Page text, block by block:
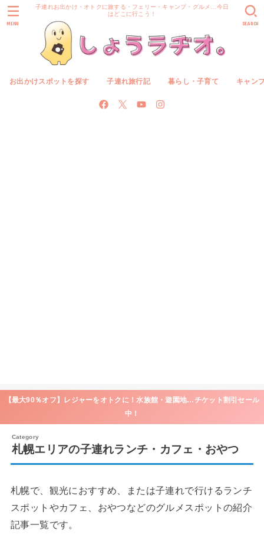
子連れお出かけ・オトクに旅する・フェリー・キャンプ・グルメ…今日
はどこに行こう！
お出かけスポットを探す 子連れ旅行記 暮らし・子育て キャン
SEARCH
MENU
【最大90％オフ】レジャーをオトクに！水族館・遊園地…チケット割引セール
中！
札幌エリアの子連れランチ・カフェ・おやつ
札幌で、観光におすすめ、または子連れで行けるランチ
スポットやカフェ、おやつなどのグルメスポットの紹介
記事一覧です。